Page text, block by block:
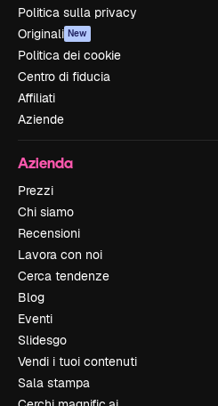
Politica sulla privacy
Originali New
Politica dei cookie
Centro di fiducia
Affiliati
Aziende
Azienda
Prezzi
Chi siamo
Recensioni
Lavora con noi
Cerca tendenze
Blog
Eventi
Slidesgo
Vendi i tuoi contenuti
Sala stampa